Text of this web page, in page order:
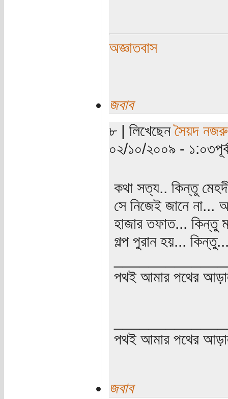
অজ্ঞাতবাস
জবাব
৮ | লিখেছেনসৈয়দ
০২/১০/২০০৯ -
কথা সত্য.. কিন্তু
সে নিজেই জানে
হাজার তফাত... কিন্তু
গল্প পুরান হয়...
পথই আমার পথের
পথই আমার পথের
জবাব